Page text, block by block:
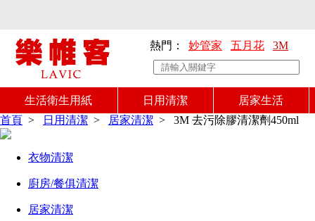
熱門： 妙管家 五月花 3M
生活衛生用紙 日用清潔
居家生活
首頁 > 日用清潔 > 居家清潔 > 3M 去污除膠清潔劑450ml
衣物清潔
廚房/餐俱清潔
居家清潔